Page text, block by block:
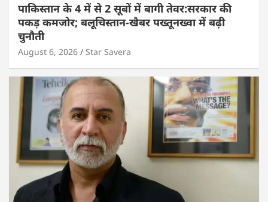
पाकिस्तान के 4 में से 2 सूबों में बागी तेवर:सरकार की
पकड़ कमजोर; बलूचिस्तान-खैबर पख्तूनख्वा में बढ़ी
चुनौती
August 6, 2026 Star Savera